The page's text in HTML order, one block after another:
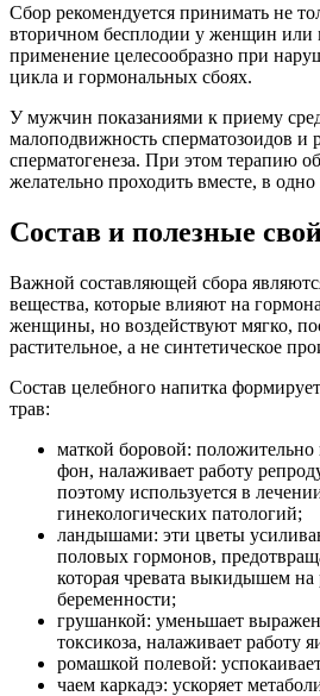
Сбор рекомендуется принимать не
вторичном бесплодии у женщин
применение целесообразно при
цикла и гормональных сбоях.
У мужчин показаниями к приему
малоподвижность сперматозоидов и
сперматогенеза. При этом терапию
желательно проходить вместе, в одно
Состав и полезные
Важной составляющей сбора
вещества, которые влияют на
женщины, но воздействуют мягко,
растительное, а не синтетическое
Состав целебного напитка
трав:
маткой боровой:
фон, налаживает работу
поэтому используется в
гинекологических патологий;
ландышами: эти цветы
половых гормонов,
которая чревата выкидышем на
беременности;
грушанкой: уменьшает
токсикоза, налаживает работу
ромашкой полевой:
чаем каркадэ: ускоряет